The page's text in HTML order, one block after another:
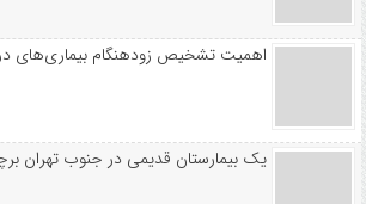
اهمیت تشخیص زودهنگام بیماری‌های
یک بیمارستان قدیمی در جنوب تهران